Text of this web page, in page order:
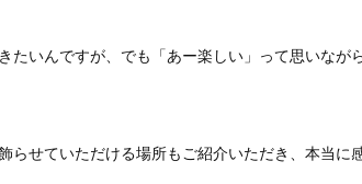
たいんですが、でも「あー楽しい」って思いなが
せていただける場所もご紹介いただき、本当に